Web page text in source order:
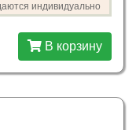
индивидуально
В корзину